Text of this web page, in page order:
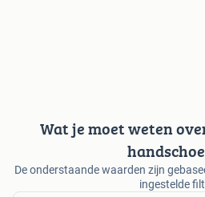
Wat je moet weten
De onderstaande waarden zijn
ingestelde